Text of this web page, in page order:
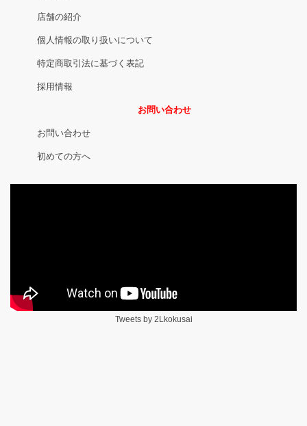
店舗の紹介
個人情報の取り扱いについて
特定商取引法に基づく表記
採用情報
お問い合わせ
お問い合わせ
初めての方へ
Tweets by 2Lkokusai